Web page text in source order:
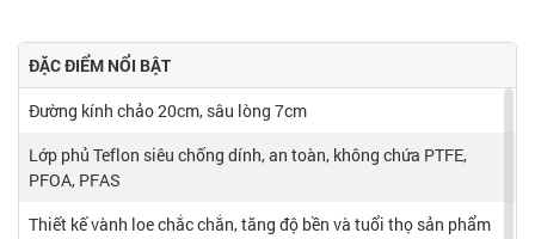
ĐẶC ĐIỂM NỔI BẬT
Đường kính chảo 20cm, sâu lòng 7cm
Lớp phủ Teflon siêu chống dính, an toàn, không chứa PTFE,
PFOA, PFAS
Thiết kế vành loe chắc chắn, tăng độ bền và tuổi thọ sản phẩm